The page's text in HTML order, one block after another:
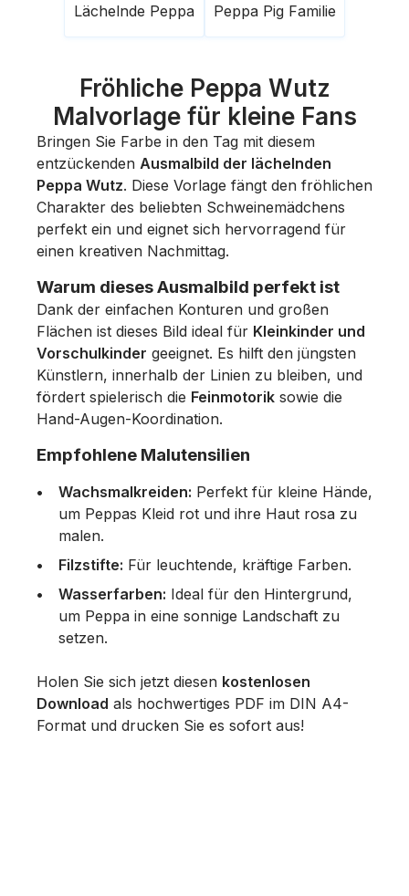
Lächelnde Peppa Peppa Pig Familie
Fröhliche Peppa Wutz
Malvorlage für kleine Fans
Bringen Sie Farbe in den Tag mit diesem
entzückenden Ausmalbild der lächelnden
Peppa Wutz. Diese Vorlage fängt den fröhlichen
Charakter des beliebten Schweinemädchens
perfekt ein und eignet sich hervorragend für
einen kreativen Nachmittag.
Warum dieses Ausmalbild perfekt ist
Dank der einfachen Konturen und großen
Flächen ist dieses Bild ideal für Kleinkinder und
Vorschulkinder geeignet. Es hilft den jüngsten
Künstlern, innerhalb der Linien zu bleiben, und
fördert spielerisch die Feinmotorik sowie die
Hand-Augen-Koordination.
Empfohlene Malutensilien
Wachsmalkreiden: Perfekt für kleine Hände,
um Peppas Kleid rot und ihre Haut rosa zu
malen.
Filzstifte: Für leuchtende, kräftige Farben.
Wasserfarben: Ideal für den Hintergrund,
um Peppa in eine sonnige Landschaft zu
setzen.
Holen Sie sich jetzt diesen kostenlosen
Download als hochwertiges PDF im DIN A4-
Format und drucken Sie es sofort aus!